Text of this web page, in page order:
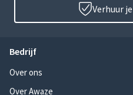
Verhuur
Bedrijf
Over ons
Over Awaze